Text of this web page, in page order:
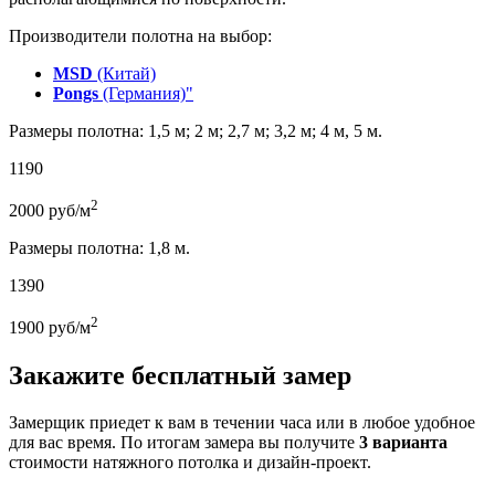
Производители полотна на выбор:
MSD (Китай)
Pongs (Германия)"
Размеры полотна: 1,5 м; 2 м; 2,7 м; 3,2 м; 4 м, 5 м.
1190
2000 руб/м2
Размеры полотна: 1,8 м.
1390
1900 руб/м2
Закажите бесплатный замер
Замерщик приедет к вам в течении часа или в любое удобное
для вас время. По итогам замера вы получите 3 варианта
стоимости натяжного потолка и дизайн-проект.